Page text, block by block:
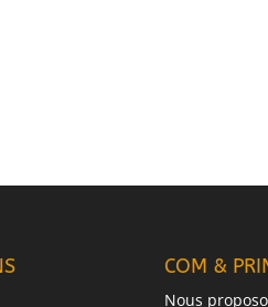
COM &
Nous